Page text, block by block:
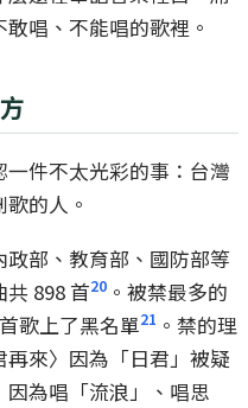
唱、不能唱的歌裡。
件不太光彩的事：台灣
的人。
部、教育部、國防部等
898 首20 。被禁最多的
歌上了黑名單21 。禁的理
來〉因為「日君」被疑
為唱「流浪」、唱思